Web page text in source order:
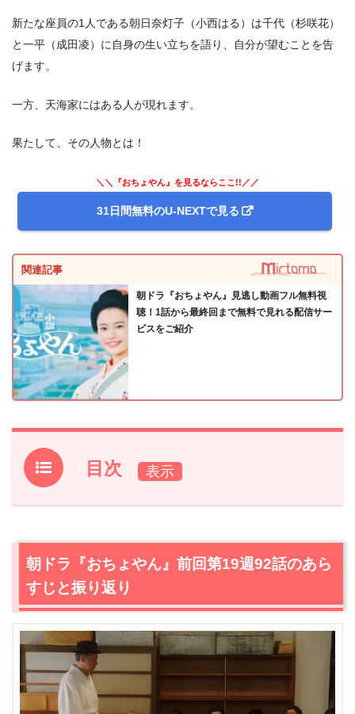
新たな座員の1人である朝日奈灯子（小西はる）は千代（杉咲花）
と一平（成田凌）に自身の生い立ちを語り、自分が望むことを告
げます。
一方、天海家にはある人が現れます。
果たして、その人物とは！
＼＼『おちょやん』を見るならここ!!／／
31日間無料のU-NEXTで見る
関連記事
朝ドラ『おちょやん』見逃し動画フル無料視
聴！1話から最終回まで無料で見れる配信サー
ビスをご紹介
目次
1.朝ドラ『おちょやん』前回第19週92話のあらすじと振り
【ネタバレ】朝ドラ『おちょやん』第19週93話あらす
じ・感想
2.1鶴亀新喜劇への参入を決めた家庭劇だが…
2.3灯子（小西はる）は、あの日の芝居で救われた少女だ
2.4
帰ってきた寛治（前田旺志郎）から手渡されたものを
見て千代（杉咲花）は…
朝ドラ『おちょやん』前回第19週92話のあら
すじと振り返り